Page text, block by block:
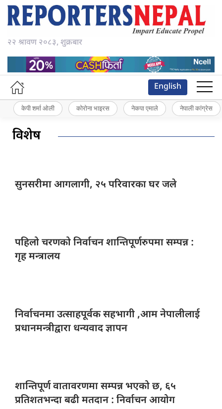
२२ श्रावण २०८३, शुक्रबार
English
केपी शर्मा ओली कोरोना भाइरस नेकपा एमाले नेपाली कांग्रेस
विशेष
सुनसरीमा आगलागी, २५ परिवारका घर जले
पहिलो चरणकोनिर्वाचन शान्तिपूर्णरुपमा सम्पन्न :
गृह मन्त्रालय
निर्वाचनमा उत्साहपूर्वकसहभागी ,आम नेपालीलाई
प्रधानमन्त्रीद्वारा धन्यवाद ज्ञापन
शान्तिपूर्ण वातावरणमासम्पन्न भएको छ, ६५
प्रतिशतभन्दा बढी मतदान : निर्वाचन आयोग